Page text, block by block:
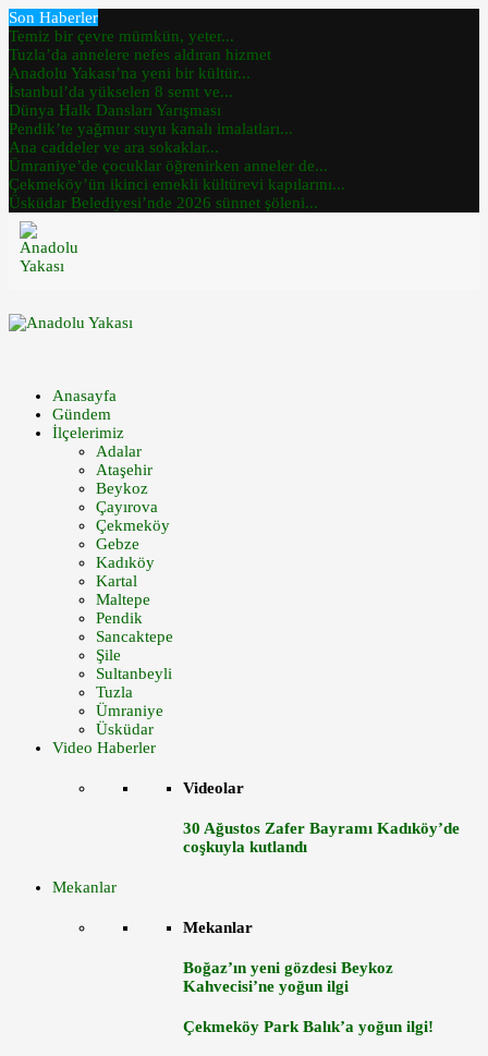
Son Haberler
Temiz bir çevre mümkün, yeter...
Tuzla’da annelere nefes aldıran hizmet
Anadolu Yakası’na yeni bir kültür...
İstanbul’da yükselen 8 semt ve...
Dünya Halk Dansları Yarışması
Pendik’te yağmur suyu kanalı imalatları...
Ana caddeler ve ara sokaklar...
Ümraniye’de çocuklar öğrenirken anneler de...
Çekmeköy’ün ikinci emekli kültürevi kapılarını...
Üsküdar Belediyesi’nde 2026 sünnet şöleni...
Anasayfa
Gündem
İlçelerimiz
Adalar
Ataşehir
Beykoz
Çayırova
Çekmeköy
Gebze
Kadıköy
Kartal
Maltepe
Pendik
Sancaktepe
Şile
Sultanbeyli
Tuzla
Ümraniye
Üsküdar
Video Haberler
Videolar
30 Ağustos Zafer Bayramı Kadıköy’de
coşkuyla kutlandı
Mekanlar
Mekanlar
Boğaz’ın yeni gözdesi Beykoz
Kahvecisi’ne yoğun ilgi
Çekmeköy Park Balık’a yoğun ilgi!